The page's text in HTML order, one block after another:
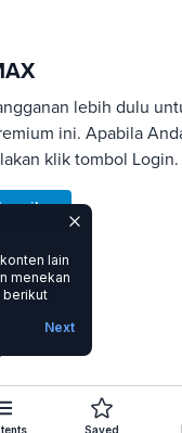
lebih dulu
ini. Apabila
klik tombol Login.
lain
menekan
berikut
Next
Saved